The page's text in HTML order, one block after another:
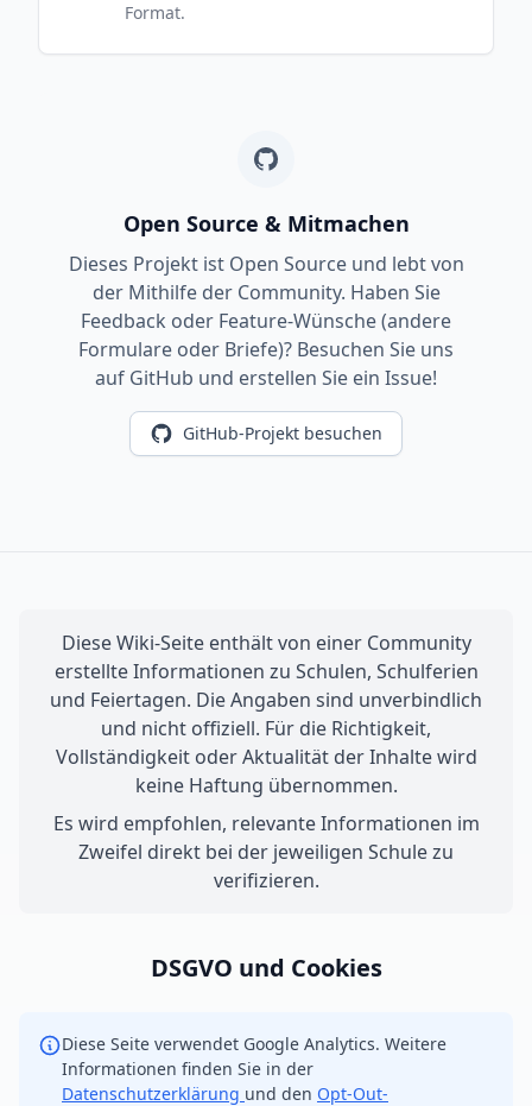
Format.
Open Source & Mitmachen
Dieses Projekt ist Open Source und lebt von
der Mithilfe der Community. Haben Sie
Feedback oder Feature-Wünsche (andere
Formulare oder Briefe)? Besuchen Sie uns
auf GitHub und erstellen Sie ein Issue!
GitHub-Projekt besuchen
Diese Wiki-Seite enthält von einer Community
erstellte Informationen zu Schulen, Schulferien
und Feiertagen. Die Angaben sind unverbindlich
und nicht offiziell. Für die Richtigkeit,
Vollständigkeit oder Aktualität der Inhalte wird
keine Haftung übernommen.
Es wird empfohlen, relevante Informationen im
Zweifel direkt bei der jeweiligen Schule zu
verifizieren.
DSGVO und Cookies
Diese Seite verwendet Google Analytics. Weitere
Informationen finden Sie in der
Datenschutzerklärung und den Opt-Out-